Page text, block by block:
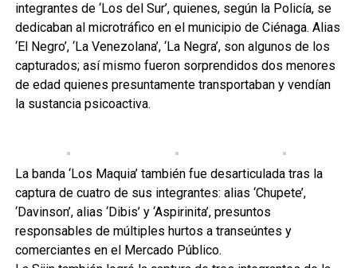
integrantes de ‘Los del Sur’, quienes, según la Policía, se
dedicaban al microtráfico en el municipio de Ciénaga. Alias
‘El Negro’, ‘La Venezolana’, ‘La Negra’, son algunos de los
capturados; así mismo fueron sorprendidos dos menores
de edad quienes presuntamente transportaban y vendían
la sustancia psicoactiva.
La banda ‘Los Maquia’ también fue desarticulada tras la
captura de cuatro de sus integrantes: alias ‘Chupete’,
‘Davinson’, alias ‘Dibis’ y ‘Aspirinita’, presuntos
responsables de múltiples hurtos a transeúntes y
comerciantes en el Mercado Público.